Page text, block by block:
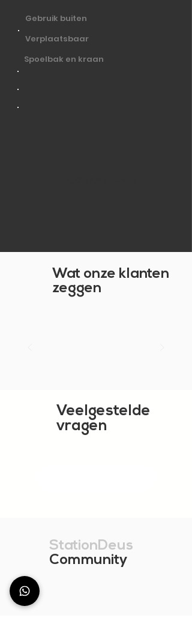
Gebruik buiten
Verplaatsbaar
Spoelbak en kraan
Wat onze klanten
zeggen
Veelgestelde
vragen
StationDeus
Community